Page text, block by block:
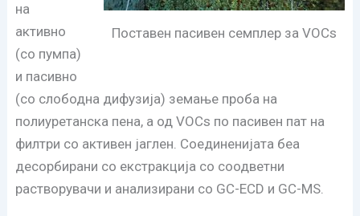
Поставен пасивен семплер за VOCs
на
активно
(со пумпа)
и пасивно
(со слободна дифузија) земање проба на
полиуретанска пена, а од VOCs по пасивен пат на
филтри со активен јаглен. Соединенијата беа
десорбирани со екстракција со соодветни
растворувачи и анализирани со GC-ECD и GC-MS.